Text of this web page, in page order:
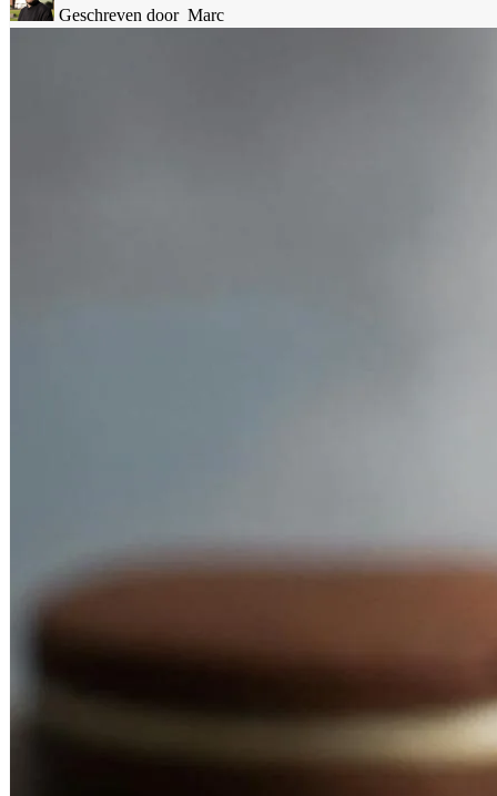
Geschreven door Marc